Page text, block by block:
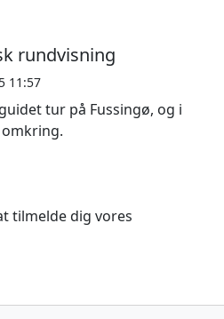
rundvisning
11:57
tur på Fussingø, og i
tilmelde dig vores